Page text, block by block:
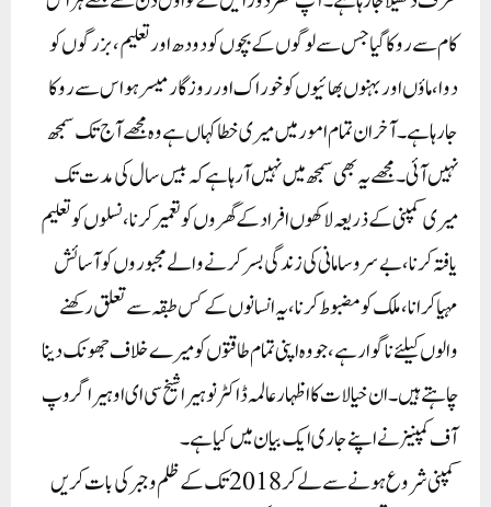
کام سے روکا گیا جس سے لوگوں کے بچوں کو دودھ اور تعلیم، بزرگوں کو
دوا، ماؤں اور بہنوں بھائیوں کو خوراک اور روزگار میسر ہو اس سے روکا
جارہا ہے۔ آخر ان تمام امور میں میری خطا کہاں ہے وہ مجھے آج تک سمجھ
نہیں آئی۔ مجھے یہ بھی سمجھ میں نہیں آرہا ہے کہ بیس سال کی مدت تک
میری کمپنی کے ذریعہ لاکھوں افراد کے گھروں کو تعمیر کرنا، نسلوں کو تعلیم
یافتہ کرنا، بے سروسامانی کی زندگی بسر کرنے والے مجبوروں کو آسائش
مہیا کرانا، ملک کو مضبوط کرنا ، یہ انسانوں کے کس طبقہ سے تعلق رکھنے
والوں کیلئے ناگوار ہے، جو وہ اپنی تمام طاقتوں کو میرے خلاف جھونک دینا
چاہتے ہیں۔ ان خیالات کا اظہار عالمہ ڈاکٹر نوہیرا شیخ سی ای او ہیرا گروپ
آف کمپنیز نے اپنے جاری ایک بیان میں کیا ہے۔
کمپنی شروع ہونے سے لے کر 2018تک کے ظلم و جبر کی بات کریں